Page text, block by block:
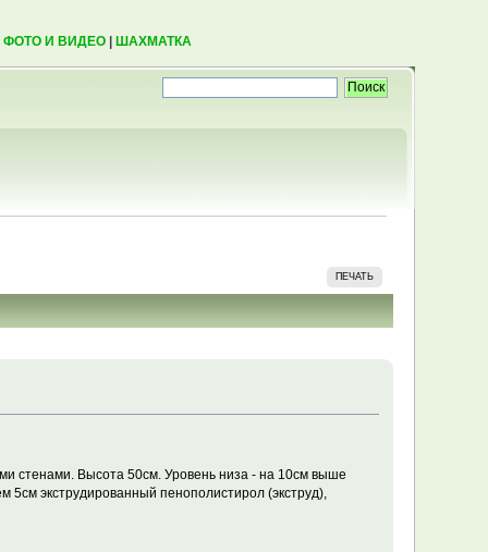
ФОТО И ВИДЕО| ШАХМАТКА
ПЕЧАТЬ
стенами. Высота 50см. Уровень низа - на 10см выше
5см экструдированный пенополистирол (экструд),